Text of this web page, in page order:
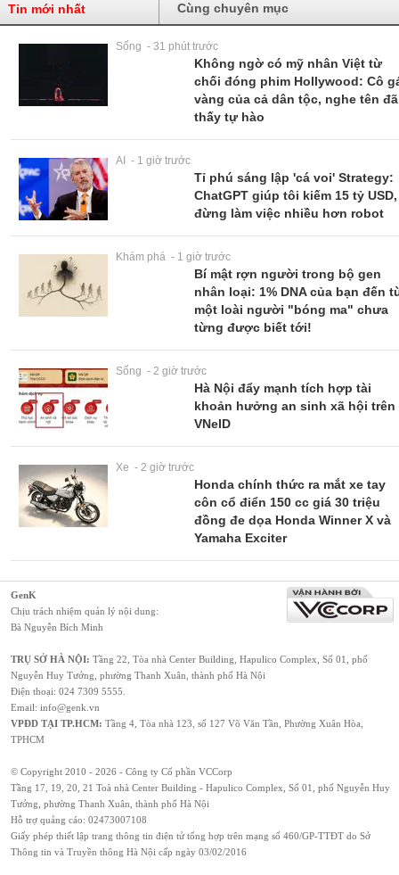
Tin mới nhất Cùng chuyên mục
Sống - 31 phút trước
Không ngờ có mỹ nhân Việt từ
chối đóng phim Hollywood: Cô
vàng của cả dân tộc, nghe tên đã
thấy tự hào
AI - 1 giờ trước
Tỉ phú sáng lập 'cá voi' Strategy:
ChatGPT giúp tôi kiếm 15 tỷ USD,
đừng làm việc nhiều hơn robot
Khám phá - 1 giờ trước
Bí mật rợn người trong bộ gen
nhân loại: 1% DNA của bạn đến
một loài người "bóng ma" chưa
từng được biết tới!
Sống - 2 giờ trước
Hà Nội đẩy mạnh tích hợp tài
khoản hưởng an sinh xã hội trên
VNeID
Xe - 2 giờ trước
Honda chính thức ra mắt xe tay
côn cổ điển 150 cc giá 30 triệu
đồng đe dọa Honda Winner X và
Yamaha Exciter
GenK
Chịu trách nhiệm quản lý nội dung:
Bà Nguyễn Bích Minh
TRỤ SỞ HÀ NỘI: Tầng 22, Tòa nhà Center Building, Hapulico Complex, Số 01, phố
Nguyễn Huy Tưởng, phường Thanh Xuân, thành phố Hà Nội
Điện thoại: 024 7309 5555
Email: info@genk.vn
VPĐD TẠI TP.HCM: Tầng 4, Tòa nhà 123, số 127 Võ Văn Tần, Phường Xuân Hòa,
TPHCM
© Copyright 2010 - 2026 - Công ty Cổ phần VCCorp
Tầng 17, 19, 20, 21 Toà nhà Center Building - Hapulico Complex, Số 01, phố Nguyễn Huy
Tưởng, phường Thanh Xuân, thành phố Hà Nội
Hỗ trợ quảng cáo: 02473007108
Giấy phép thiết lập trang thông tin điện tử tổng hợp trên mạng số 460/GP-TTĐT do Sở
Thông tin và Truyền thông Hà Nội cấp ngày 03/02/2016